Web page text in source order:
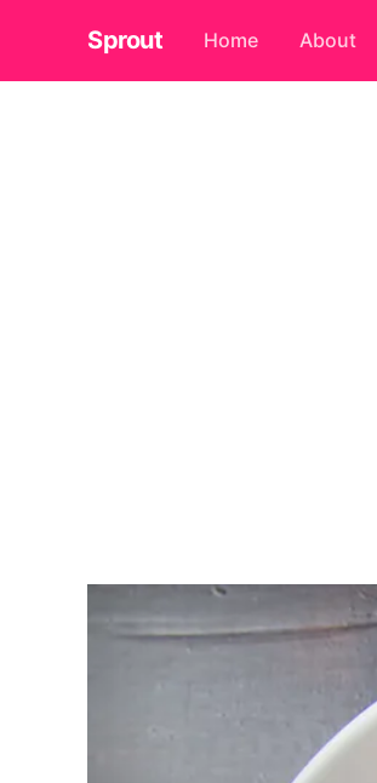
Sprout Home About